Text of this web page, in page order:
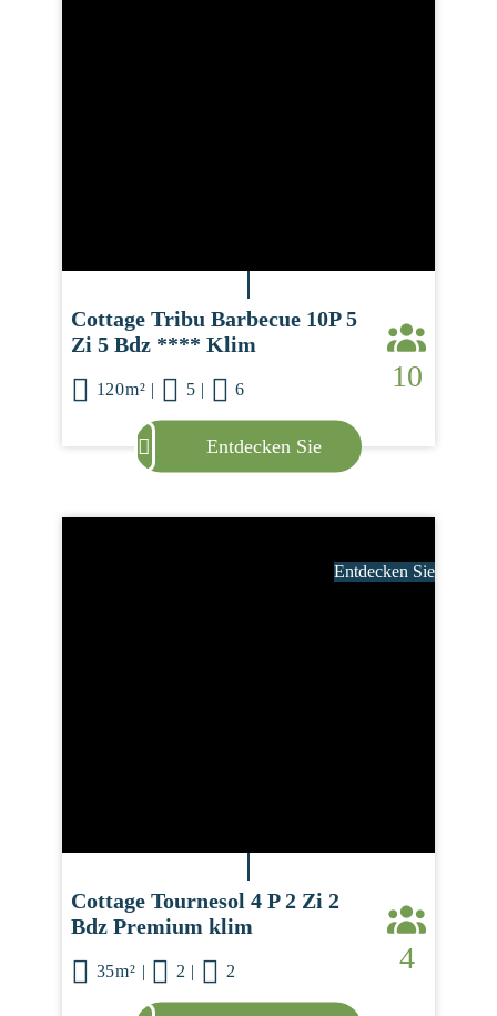
Cottage Tribu Barbecue 10P 5
Zi 5 Bdz **** Klim
120m² | 5 | 6 10
Entdecken Sie
Entdecken Sie
Cottage Tournesol 4 P 2 Zi 2
Bdz Premium klim
35m² | 2 | 2 4